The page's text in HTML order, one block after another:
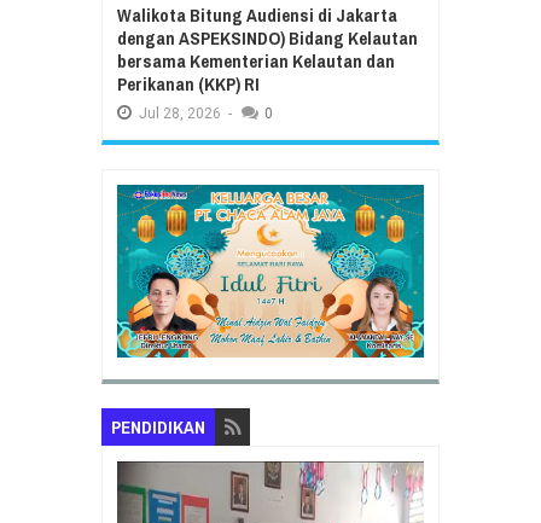
Walikota Bitung Audiensi di Jakarta
dengan ASPEKSINDO) Bidang Kelautan
bersama Kementerian Kelautan dan
Perikanan (KKP) RI
Jul 28, 2026 - 0
PENDIDIKAN